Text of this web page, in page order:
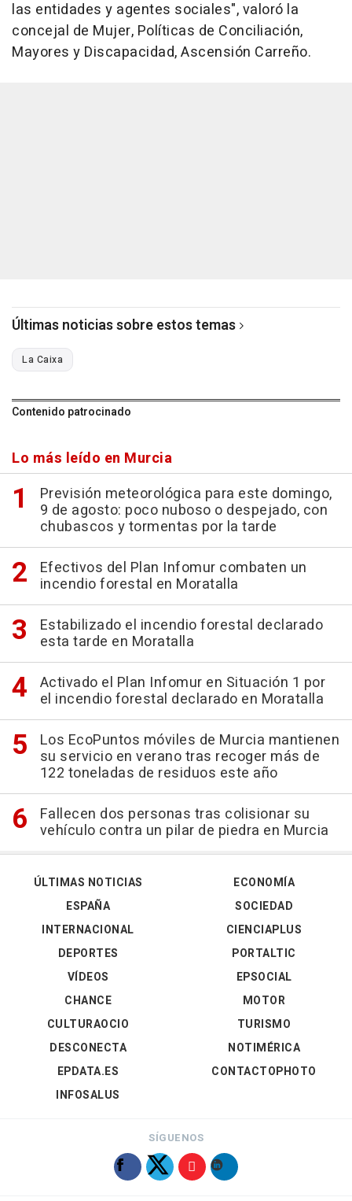
las entidades y agentes sociales", valoró la
concejal de Mujer, Políticas de Conciliación,
Mayores y Discapacidad, Ascensión Carreño.
Últimas noticias sobre estos temas
La Caixa
Contenido patrocinado
Lo más leído en Murcia
Previsión meteorológica para este domingo,
9 de agosto: poco nuboso o despejado, con
chubascos y tormentas por la tarde
Efectivos del Plan Infomur combaten un
incendio forestal en Moratalla
Estabilizado el incendio forestal declarado
esta tarde en Moratalla
Activado el Plan Infomur en Situación 1 por
el incendio forestal declarado en Moratalla
Los EcoPuntos móviles de Murcia mantienen
su servicio en verano tras recoger más de
122 toneladas de residuos este año
Fallecen dos personas tras colisionar su
vehículo contra un pilar de piedra en Murcia
ÚLTIMAS NOTICIAS
ESPAÑA
INTERNACIONAL
DEPORTES
VÍDEOS
ECONOMÍA
SOCIEDAD
CIENCIAPLUS
PORTALTIC
EPSOCIAL
CHANCE
CULTURAOCIO
DESCONECTA
EPDATA.ES
INFOSALUS
MOTOR
TURISMO
NOTIMÉRICA
CONTACTOPHOTO
SÍGUENOS